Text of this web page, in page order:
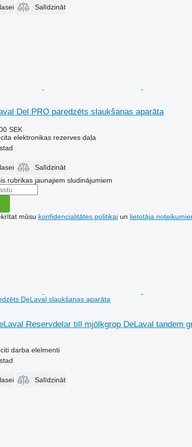
Salīdzināt
Del PRO paredzēts slaukšanas aparāta
SEK
elektronikas rezerves daļa
Salīdzināt
rubrikas jaunajiem sludinājumiem
mūsu konfidencialitātes politikaiun lietotāja
DeLaval slaukšanas aparāta
Reservdelar till mjölkgrop DeLaval tandem
darba elelmenti
Salīdzināt